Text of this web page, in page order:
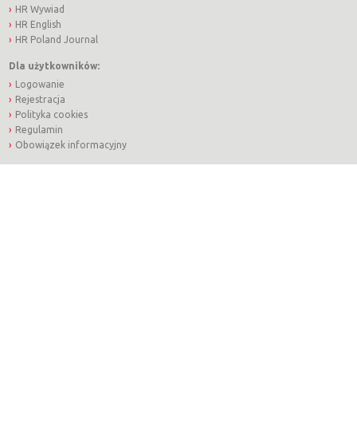
HR Wywiad
HR English
HR Poland Journal
Dla użytkowników:
Logowanie
Rejestracja
Polityka cookies
Regulamin
Obowiązek informacyjny